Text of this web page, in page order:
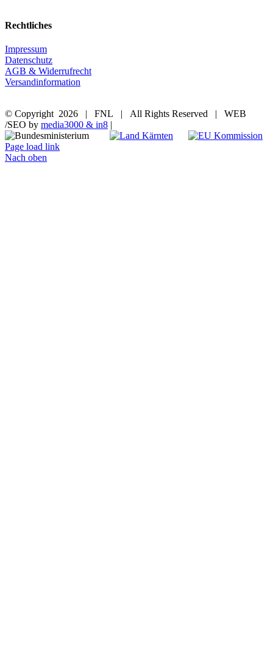
Rechtliches
Impressum
Datenschutz
AGB & Widerrufrecht
Versandinformation
© Copyright 2026 | FNL | All Rights Reserved | WEB
/SEO by media3000 & in8 |
Page load link
Nach oben